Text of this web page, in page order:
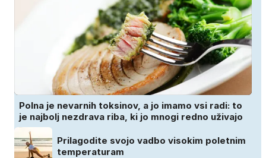
Polna je nevarnih toksinov, a jo imamo vsi radi: to
je najbolj nezdrava riba, ki jo mnogi redno uživajo
Prilagodite svojo vadbo visokim poletnim
temperaturam